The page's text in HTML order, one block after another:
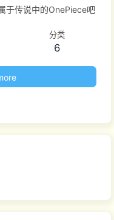
于传说中的OnePiece吧
分类
6